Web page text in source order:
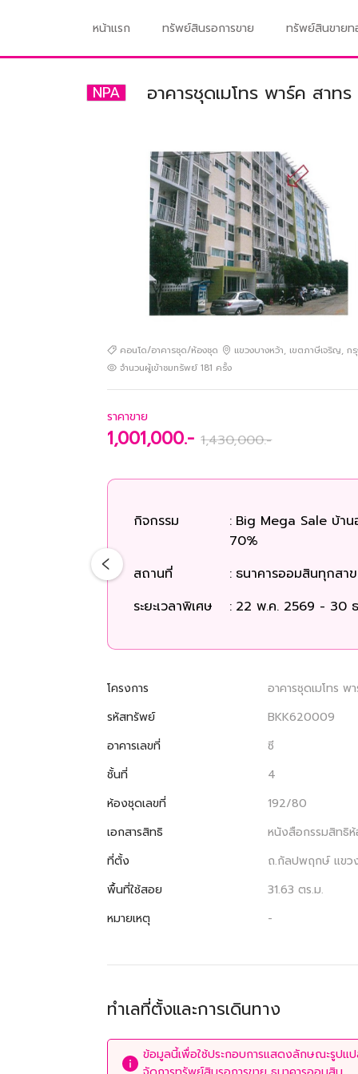
หน้าแรก ทรัพย์สินรอการขาย ทรัพย์สินขาย
NPA อาคารชุดเมโทร พาร์ค สาทร
คอนโด/อาคารชุด/ห้องชุด แขวงบางหว้า, เขตภาษีเจริญ, ก
จำนวนผู้เข้าชมทรัพย์ 181 ครั้ง
ราคาขาย
1,001,000.- 1,430,000.-
กิจกรรม : Big Mega Sale บ้าน
70%
สถานที่
: ธนาคารออมสินทุกสาข
ระยะเวลาพิเศษ
: 22 พ.ค. 2569 - 30
โครงการ
อาคารชุดเมโทร พ
รหัสทรัพย์
BKK620009
อาคารเลขที่
ซี
ชั้นที่
4
ห้องชุดเลขที่
192/80
เอกสารสิทธิ
หนังสือกรรมสิทธิ
ที่ตั้ง
ถ.กัลปพฤกษ์ แขว
พื้นที่ใช้สอย
31.63 ตร.ม.
หมายเหตุ
-
ทำเลที่ตั้งและการเดินทาง
ข้อมูลนี้เพื่อใช้ประกอบการแสดงลักษณะรูป